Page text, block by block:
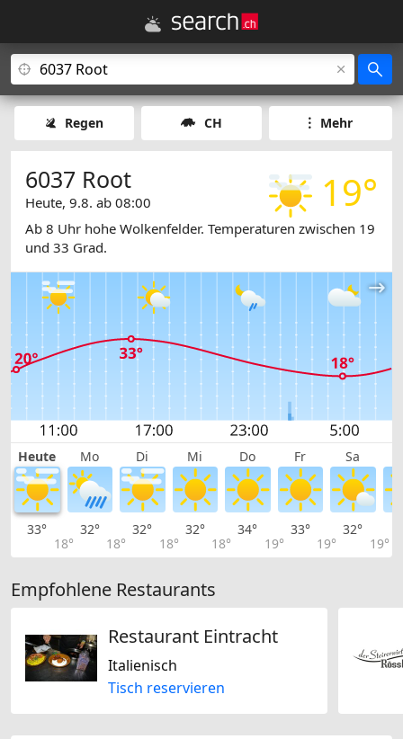
Regen CH Mehr
19°
6037 Root
Heute, 9.8. ab 08:00
Ab 8 Uhr hohe Wolkenfelder. Temperaturen zwischen 19
und 33 Grad.
Heute Mo Di Mi Do Fr Sa
33°
18°
32°
18°
32°
18°
32°
18°
34°
19°
33°
19°
32°
19°
Empfohlene Restaurants
Restaurant Eintracht
Italienisch
Tisch reservieren